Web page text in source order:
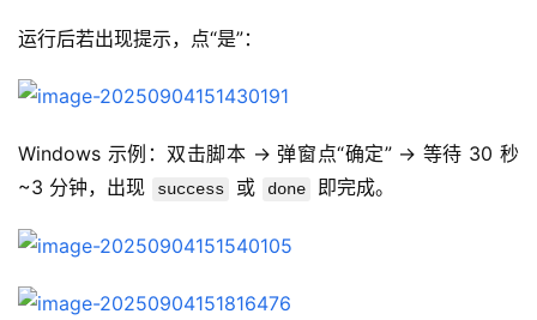
运行后若出现提示，点“是”：
Windows 示例：双击脚本 → 弹窗点“确定” → 等待 30 秒
~3 分钟，出现
success 或 done 即完成。